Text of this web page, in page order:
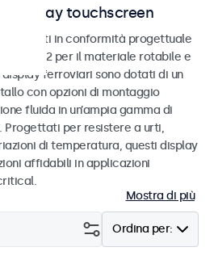
display touchscreen
sviluppati in conformità progettuale
45545-2 per il materiale rotabile e
ferroviari sono dotati di un
con opzioni di montaggio
fluida in un’ampia gamma di
per resistere a urti,
di temperatura, questi display
affidabili in applicazioni
Mostra di più
Ordina per: